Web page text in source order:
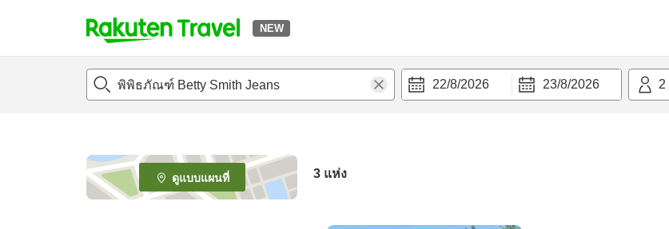
NEW
t
p
e
_
s
22/8/2026 23/8/2026 2
ดูแบบแผนที่ 3 แห่ง